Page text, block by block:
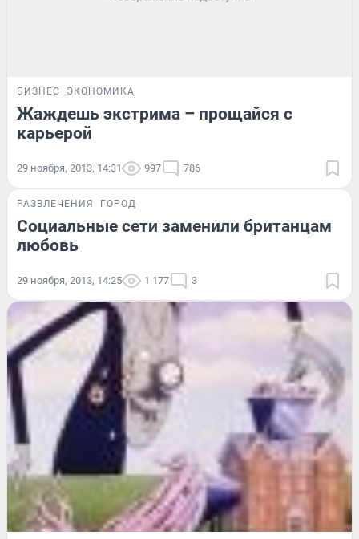
БИЗНЕС ЭКОНОМИКА
Жаждешь экстрима – прощайся с
карьерой
29 ноября, 2013, 14:31 997 786
РАЗВЛЕЧЕНИЯ ГОРОД
Социальные сети заменили британцам
любовь
29 ноября, 2013, 14:25 1 177 3